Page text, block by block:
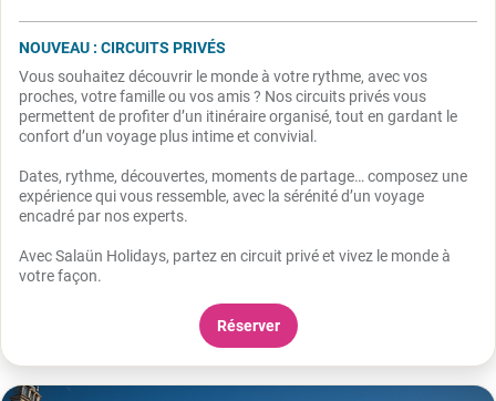
NOUVEAU : CIRCUITS PRIVÉS
Vous souhaitez découvrir le monde à votre rythme, avec vos
proches, votre famille ou vos amis ? Nos circuits privés vous
permettent de profiter d’un itinéraire organisé, tout en gardant le
confort d’un voyage plus intime et convivial.
Dates, rythme, découvertes, moments de partage… composez une
expérience qui vous ressemble, avec la sérénité d’un voyage
encadré par nos experts.
Avec Salaün Holidays, partez en circuit privé et vivez le monde à
votre façon.
Réserver